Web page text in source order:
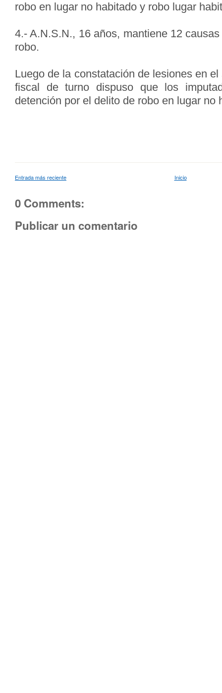
robo en lugar no habitado y robo lugar
4.- A.N.S.N., 16 años, mantiene 12
robo.
Luego de la constatación de lesiones en
fiscal de turno dispuso que los
detención por el delito de robo en lugar no
Entrada más reciente Inicio
0 Comments:
Publicar un comentario